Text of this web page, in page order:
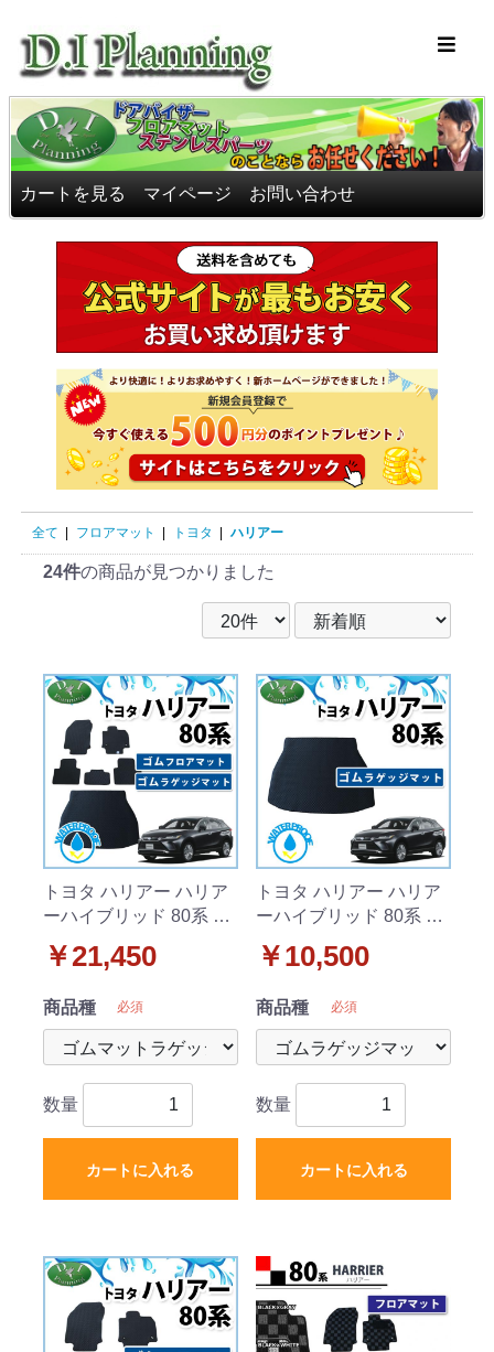
カートを見る マイページ お問い合わせ
全て | フロアマット | トヨタ | ハリアー
24件の商品が見つかりました
トヨタ ハリアー ハリア
ーハイブリッド 80系 ゴ
ゲッジマット セット 社
￥21,450
商品種 必須
数量
カートに入れる
トヨタ ハリアー ハリア
ーハイブリッド 80系 ゴ
ーマット 社外新品
￥10,500
商品種 必須
数量
カートに入れる